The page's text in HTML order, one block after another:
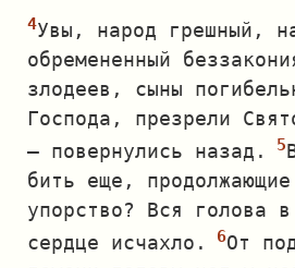
Увы, народ грешный,
обремененный
злодеев, сыны
Господа, презрели
— повернулись назад.
бить еще,
упорство? Вся голова
сердце исчахло.
От